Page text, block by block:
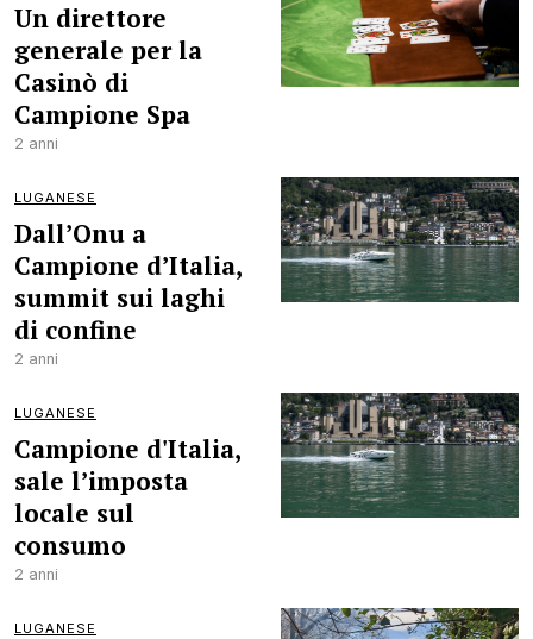
Un direttore
generale per la
Casinò di
Campione Spa
2 anni
LUGANESE
Dall’Onu a
Campione d’Italia,
summit sui laghi
di confine
2 anni
LUGANESE
Campione d'Italia,
sale l’imposta
locale sul
consumo
2 anni
LUGANESE